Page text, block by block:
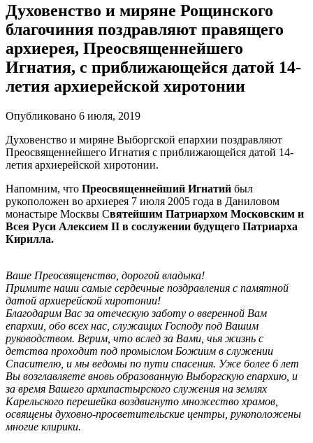
Духовенство и миряне Рощинского
благочиния поздравляют правящего
архиерея, Преосвященнейшего
Игнатия, с приближающейся датой 14-
летия архиерейской хиротонии
Опубликовано 6 июля, 2019
Духовенство и миряне Выборгской епархии поздравляют
Преосвященнейшего Игнатия с приближающейся датой 14-
летия архиерейской хиротонии.
Напомним, что Преосвященнейший Игнатий был
рукоположен во архиерея 7 июля 2005 года в Даниловом
монастыре Москвы Святейшим Патриархом Московским и
Всея Руси Алексием II в сослужении будущего Патриарха
Кирилла.
Ваше Преосвященство, дорогой владыка!
Примите наши самые сердечные поздравления с памятной
датой архиерейской хиротонии!
Благодарим Вас за отеческую заботу о вверенной Вам
епархии, обо всех нас, служащих Господу под Вашим
руководством. Верим, что вслед за Вами, чья жизнь с
детства проходит под промыслом Божиим в служении
Спасителю, и мы ведомы по пути спасения. Уже более 6 лет
Вы возглавляете вновь образованную Выборгскую епархию, и
за время Вашего архипастырского служения на землях
Карельского перешейка воздвигнуто множество храмов,
освящены духовно-просветительские центры, рукоположены
многие клирики.